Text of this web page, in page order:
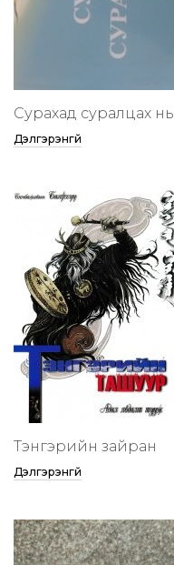
Сурахад суралцах нь
Дэлгэрэнгүй
Тэнгэрийн зайран
Дэлгэрэнгүй